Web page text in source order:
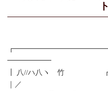
━━━━━━
┃ 八//ハ八ヽ 竹
｜／